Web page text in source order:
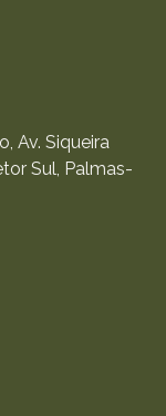
Av. Siqueira
Sul, Palmas-